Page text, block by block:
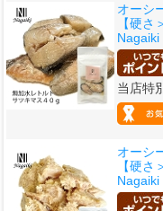
オーシ
【硬さ
当店特
オーシ
【硬さ